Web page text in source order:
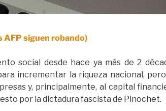
AFP siguen robando)
social desde hace ya más de 2
incrementar la riqueza nacional,
y, principalmente, al capital
por la dictadura fascista de Pinochet.